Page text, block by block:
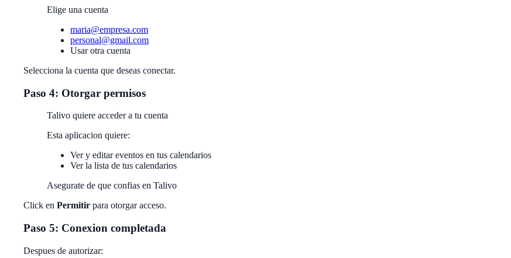
Elige una cuenta
maria@empresa.com
personal@gmail.com
Usar otra cuenta
Selecciona la cuenta que deseas conectar.
Paso 4: Otorgar permisos
Talivo quiere acceder a tu cuenta
Esta aplicacion quiere:
Ver y editar eventos en tus calendarios
Ver la lista de tus calendarios
Asegurate de que confias en Talivo
Click en Permitir para otorgar acceso.
Paso 5: Conexion completada
Despues de autorizar: